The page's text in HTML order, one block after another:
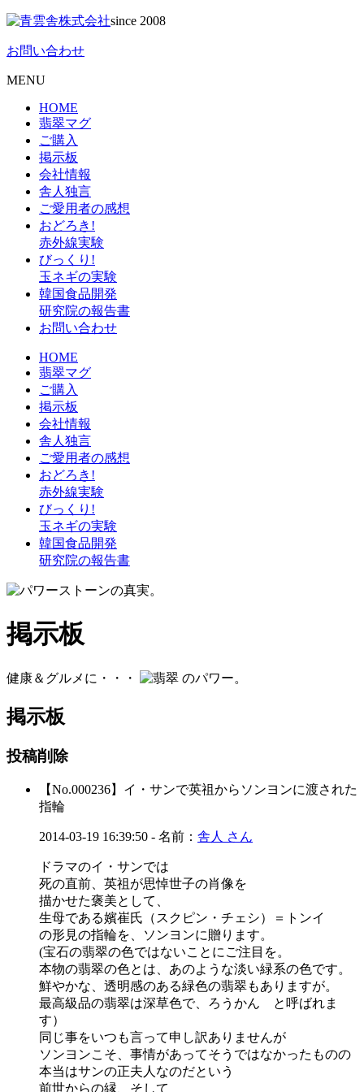
since 2008
お問い合わせ
MENU
HOME
翡翠マグ
ご購入
掲示板
会社情報
舎人独言
ご愛用者の感想
おどろき!
赤外線実験
びっくり!
玉ネギの実験
韓国食品開発
研究院の報告書
お問い合わせ
HOME
翡翠マグ
ご購入
掲示板
会社情報
舎人独言
ご愛用者の感想
おどろき!
赤外線実験
びっくり!
玉ネギの実験
韓国食品開発
研究院の報告書
掲示板
健康＆グルメに・・・ のパワー。
掲示板
投稿削除
【No.000236】 イ・サンで英祖からソンヨンに渡された
指輪
2014-03-19 16:39:50 - 名前： 舎人 さん
ドラマのイ・サンでは
死の直前、英祖が思悼世子の肖像を
描かせた褒美として、
生母である嬪崔氏（スクピン・チェシ）＝トンイ
の形見の指輪を、ソンヨンに贈ります。
(宝石の翡翠の色ではないことにご注目を。
本物の翡翠の色とは、あのような淡い緑系の色です。
鮮やかな、透明感のある緑色の翡翠もありますが。
最高級品の翡翠は深草色で、ろうかん と呼ばれま
す）
同じ事をいつも言って申し訳ありませんが
ソンヨンこそ、事情があってそうではなかったものの
本当はサンの正夫人なのだという
前世からの縁、そして